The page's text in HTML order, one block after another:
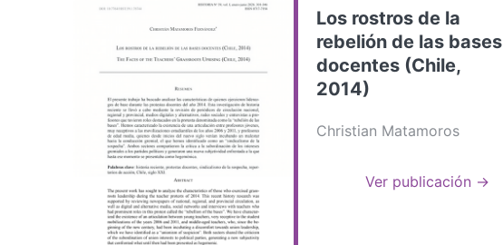
Los rostros de la
rebelión de las bases
docentes (Chile,
2014)
Christian Matamoros
Ver publicación →